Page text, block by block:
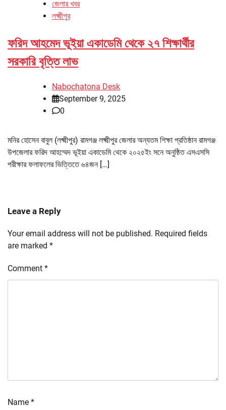
জেলার খবর
লক্ষ্মীপুর
ফরিদ আহমেদ ভূইয়া একাডেমি থেকে ২৭ শিক্ষার্থীর
সরকারি বৃত্তি লাভ
Nabochatona Desk
September 9, 2025
0
মনির হোসেন বাবুল (লক্ষ্মীপুর) রামগঞ্জ লক্ষ্মীপুর জেলার অন্যতম শিক্ষা প্রতিষ্ঠান রামগঞ্জ
উপজেলার ফরিদ আহম্মেদ ভূইয়া একাডেমি থেকে ২০২৫ইং সনে অনুষ্ঠিত এসএসসি
পরীক্ষার ফলাফলের ভিত্তিতে ৬৪জন […]
Leave a Reply
Your email address will not be published. Required fields
are marked *
Comment *
Name *